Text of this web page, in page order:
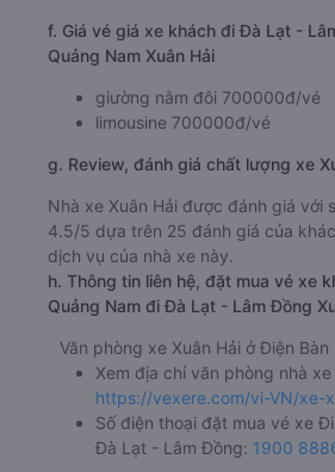
f. Giá vé giá xe khách đi Đà Lạt -
Quảng Nam Xuân Hải
giường nằm đôi 700000đ/vé
limousine 700000đ/vé
g. Review, đánh giá chất lượng xe
Nhà xe Xuân Hải được đánh giá với
4.5/5 dựa trên 25 đánh giá của
dịch vụ của nhà xe này.
h. Thông tin liên hệ, đặt mua vé xe
Quảng Nam đi Đà Lạt - Lâm Đồng
Văn phòng xe Xuân Hải ở Điện
Xem địa chỉ văn phòng nhà xe
https://vexere.com/vi-VN/xe-
Số điện thoại đặt mua vé xe
Đà Lạt - Lâm Đồng: 1900